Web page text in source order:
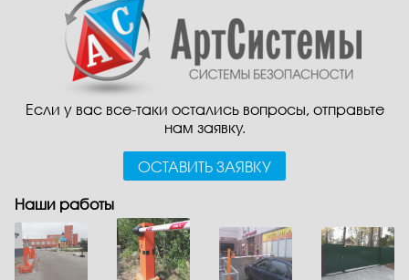
Если у вас все-таки остались вопросы, отправьте
нам заявку.
ОСТАВИТЬ ЗАЯВКУ
Наши работы